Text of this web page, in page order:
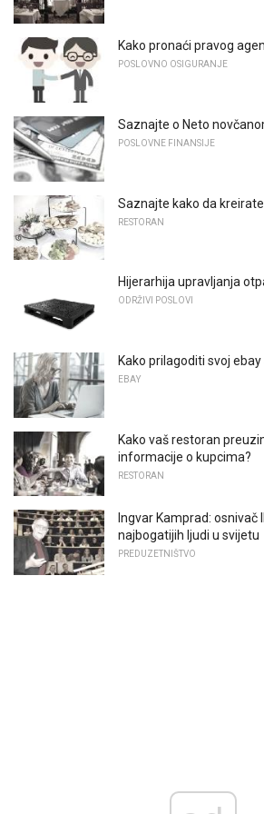
Kako pronaći pravog
POSLOVNO OSIGURANJE
Saznajte o Neto
POSLOVNE FINANSIJE
Saznajte kako da
RESTORAN
Hijerarhija upravljanja
ODRŽIVI POSLOVI
Kako prilagoditi svoj
EBAY
Kako vaš restoran
informacije o kupcima?
RESTORAN
Ingvar Kamprad: osnivač
najbogatijih ljudi u svijetu
PREDUZETNIŠTVO